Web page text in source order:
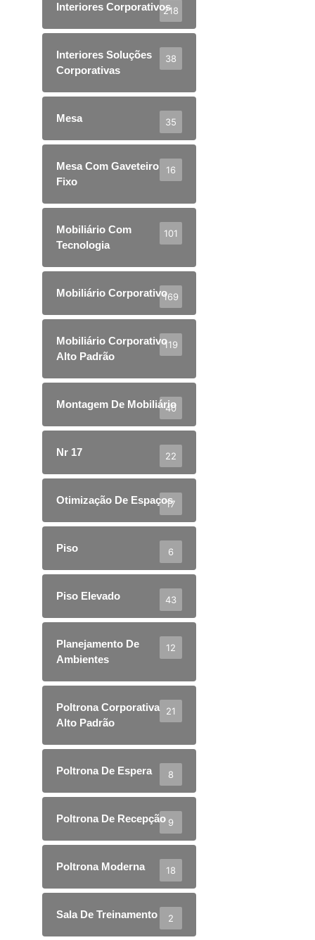
Interiores Corporativos218
Interiores Soluções
Corporativas
38
Mesa 35
Mesa Com Gaveteiro
Fixo
16
Mobiliário Com
Tecnologia
101
Mobiliário Corporativo169
Mobiliário Corporativo
Alto Padrão
119
Montagem De Mobiliário
40
Nr 17 22
Otimização De Espaços
17
Piso 6
Piso Elevado 43
Planejamento De
Ambientes
12
Poltrona Corporativa
Alto Padrão
21
Poltrona De Espera 8
Poltrona De Recepção 9
Poltrona Moderna 18
Sala De Treinamento 2